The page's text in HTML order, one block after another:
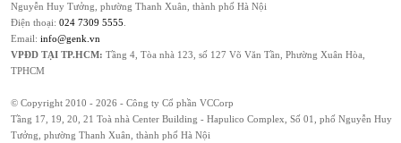
Nguyễn Huy Tưởng, phường Thanh Xuân, thành phố Hà Nội
Điện thoại: 024 7309 5555.
Email: info@genk.vn
VPĐD TẠI TP.HCM: Tầng 4, Tòa nhà 123, số 127 Võ Văn Tần, Phường Xuân Hòa,
TPHCM
© Copyright 2010 - 2026 - Công ty Cổ phần VCCorp
Tầng 17, 19, 20, 21 Toà nhà Center Building - Hapulico Complex, Số 01, phố Nguyễn Huy
Tưởng, phường Thanh Xuân, thành phố Hà Nội